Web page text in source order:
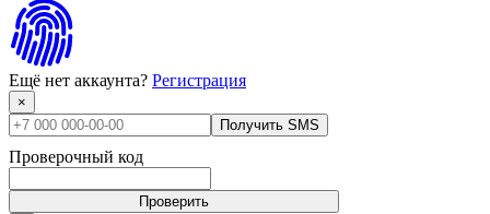
Ещё нет аккаунта? Регистрация
×
Получить SMS
Проверочный код
Проверить